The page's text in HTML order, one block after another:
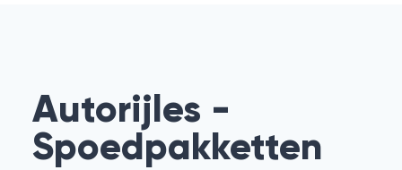
Autorijles -
Spoedpakketten